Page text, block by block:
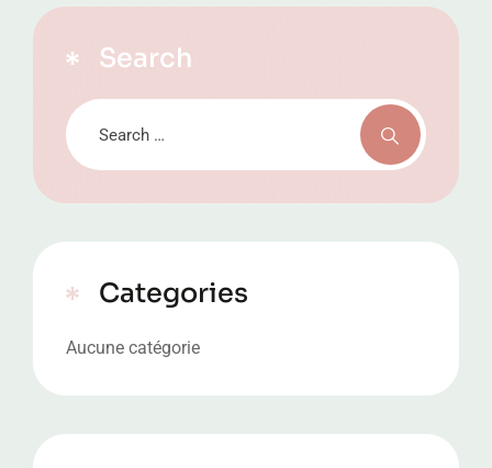
Search
Categories
Aucune catégorie